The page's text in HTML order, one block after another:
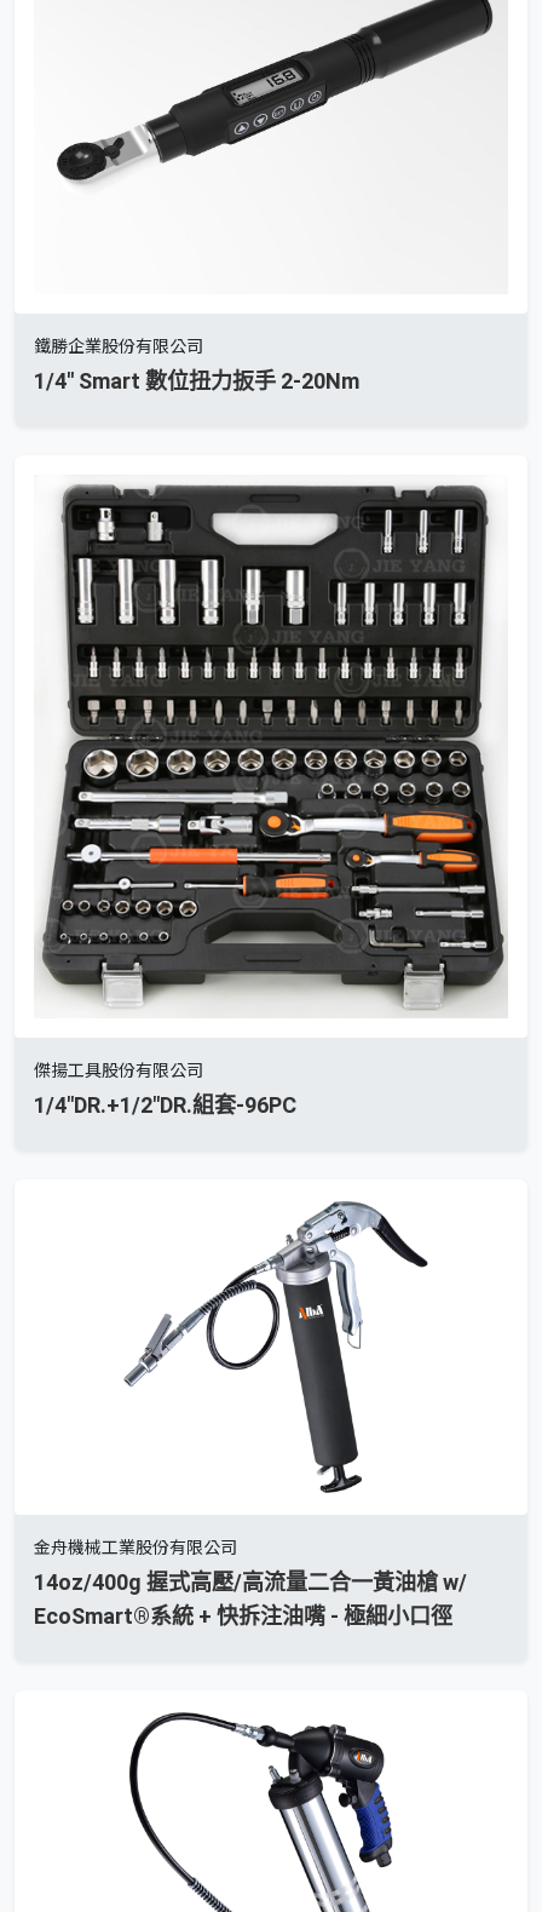
鐵勝企業股份有限公司
1/4'' Smart 數位扭力扳手 2-20Nm
傑揚工具股份有限公司
1/4"DR.+1/2"DR.組套-96PC
金舟機械工業股份有限公司
14oz/400g 握式高壓/高流量二合一黃油槍 w/
EcoSmart®系統 + 快拆注油嘴 - 極細小口徑